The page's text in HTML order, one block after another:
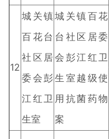
12
城关镇
百花台
社区居
委会彭
江红卫
生室
城关镇百花
台社区居委
会彭江红卫
生室越级使
用抗菌药物
案